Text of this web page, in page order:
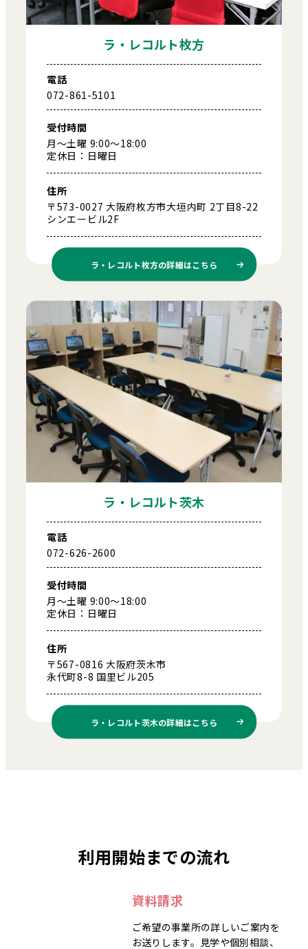
ラ・レコルト枚方
電話
072-861-5101
受付時間
月～土曜 9:00～18:00
定休日：日曜日
住所
〒573-0027 大阪府枚方市大垣内町 2丁目8-22
シンエービル2F
ラ・レコルト枚方の詳細はこちら
ラ・レコルト茨木
電話
072-626-2600
受付時間
月～土曜 9:00～18:00
定休日：日曜日
住所
〒567-0816 大阪府茨木市
永代町8-8 国里ビル205
ラ・レコルト茨木の詳細はこちら
利用開始までの流れ
資料請求
ご希望の事業所の詳しいご案内を
お送りします。見学や個別相談、